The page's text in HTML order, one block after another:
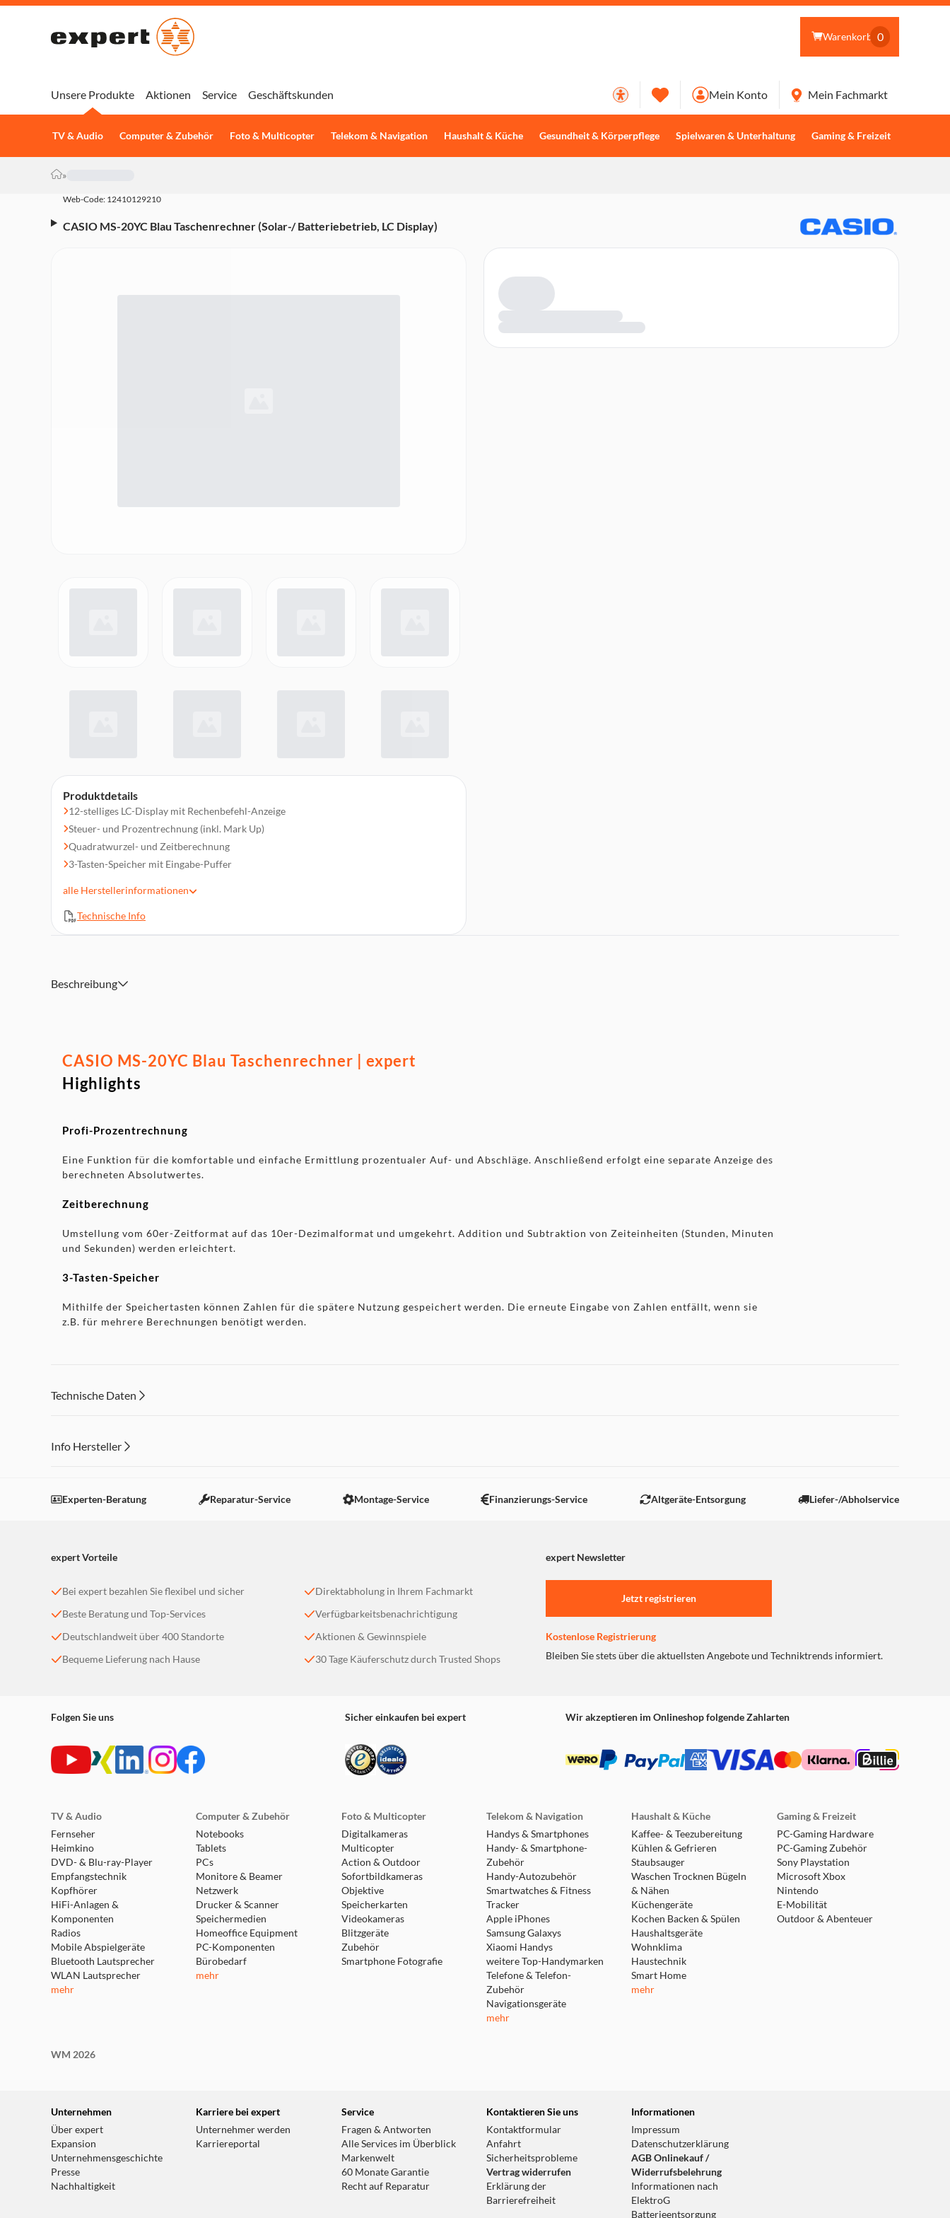
Warenkorb 0
Unsere Produkte
TV & Audio Computer & Zubehör Foto & Multicopter Telekom & Navigation Haushalt & Küche Gesundheit & Körperpflege Spielwaren & Unterhaltung Gaming & Freizeit
Aktionen Service Geschäftskunden Mein Konto Mein Fachmarkt
»
Web-Code: 12410129210
CASIO MS-20YC Blau Taschenrechner (Solar-/ Batteriebetrieb, LC Display)
Produktdetails
12-stelliges LC-Display mit Rechenbefehl-Anzeige
Steuer- und Prozentrechnung (inkl. Mark Up)
Quadratwurzel- und Zeitberechnung
3-Tasten-Speicher mit Eingabe-Puffer
Speicherschutzbatterie (LR54)
Doppel-Null-Taste für schnelle Eingabe
alle Herstellerinformationen
Technische Info
Beschreibung
CASIO MS-20YC Blau Taschenrechner | expert
Highlights
Profi-Prozentrechnung
Eine Funktion für die komfortable und einfache Ermittlung prozentualer Auf- und Abschläge. Anschließend erfolgt eine separate Anzeige des
berechneten Absolutwertes.
Zeitberechnung
Umstellung vom 60er-Zeitformat auf das 10er-Dezimalformat und umgekehrt. Addition und Subtraktion von Zeiteinheiten (Stunden, Minuten
und Sekunden) werden erleichtert.
3-Tasten-Speicher
Mithilfe der Speichertasten können Zahlen für die spätere Nutzung gespeichert werden. Die erneute Eingabe von Zahlen entfällt, wenn sie
z.B. für mehrere Berechnungen benötigt werden.
Technische Daten
Info Hersteller
Einstellungen anpassen
Experten-Beratung Reparatur-Service Montage-Service Finanzierungs-Service Altgeräte-Entsorgung Liefer-/Abholservice
expert Vorteile expert Newsletter
Bei expert bezahlen Sie flexibel und sicher
Beste Beratung und Top-Services
Deutschlandweit über 400 Standorte
Bequeme Lieferung nach Hause
Direktabholung in Ihrem Fachmarkt
Verfügbarkeitsbenachrichtigung
Aktionen & Gewinnspiele
30 Tage Käuferschutz durch Trusted Shops
Jetzt registrieren
Kostenlose Registrierung
Bleiben Sie stets über die aktuellsten Angebote und Techniktrends informiert.
Folgen Sie uns Sicher einkaufen bei expert Wir akzeptieren im Onlineshop folgende Zahlarten
TV & Audio
Fernseher
Heimkino
DVD- & Blu-ray-Player
Empfangstechnik
Kopfhörer
HiFi-Anlagen &
Komponenten
Radios
Mobile Abspielgeräte
Bluetooth Lautsprecher
WLAN Lautsprecher
mehr
Computer & Zubehör
Notebooks
Tablets
PCs
Monitore & Beamer
Netzwerk
Drucker & Scanner
Speichermedien
Homeoffice Equipment
PC-Komponenten
Bürobedarf
mehr
Foto & Multicopter
Digitalkameras
Multicopter
Action & Outdoor
Sofortbildkameras
Objektive
Speicherkarten
Videokameras
Blitzgeräte
Zubehör
Smartphone Fotografie
Telekom & Navigation
Handys & Smartphones
Handy- & Smartphone-
Zubehör
Handy-Autozubehör
Smartwatches & Fitness
Tracker
Apple iPhones
Samsung Galaxys
Xiaomi Handys
weitere Top-Handymarken
Telefone & Telefon-
Zubehör
Navigationsgeräte
mehr
Haushalt & Küche
Kaffee- & Teezubereitung
Kühlen & Gefrieren
Staubsauger
Waschen Trocknen Bügeln
& Nähen
Küchengeräte
Kochen Backen & Spülen
Haushaltsgeräte
Wohnklima
Haustechnik
Smart Home
mehr
Gaming & Freizeit
PC-Gaming Hardware
PC-Gaming Zubehör
Sony Playstation
Microsoft Xbox
Nintendo
E-Mobilität
Outdoor & Abenteuer
WM 2026
Unternehmen
Über expert
Expansion
Unternehmensgeschichte
Presse
Nachhaltigkeit
Karriere bei expert
Unternehmer werden
Karriereportal
Service
Fragen & Antworten
Alle Services im Überblick
Markenwelt
60 Monate Garantie
Recht auf Reparatur
Kontaktieren Sie uns
Kontaktformular
Anfahrt
Sicherheitsprobleme
Vertrag widerrufen
Erklärung der
Barrierefreiheit
Informationen
Impressum
Datenschutzerklärung
AGB Onlinekauf /
Widerrufsbelehrung
Informationen nach
ElektroG
Batterieentsorgung